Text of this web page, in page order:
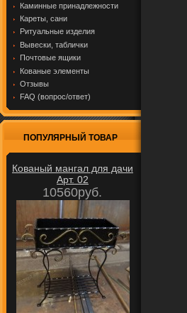
Каминные принадлежности
Кареты, сани
Ритуальные изделия
Вывески, таблички
Почтовые ящики
Кованые элементы
Отзывы
FAQ (вопрос/ответ)
ПОПУЛЯРНЫЙ ТОВАР
Кованый мангал для дачи
Арт. 02
10560руб.